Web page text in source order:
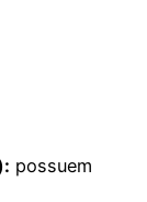
possuem